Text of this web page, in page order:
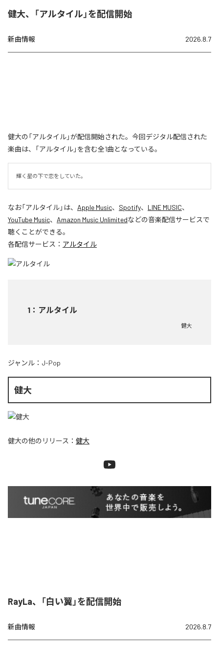
健大、「アルタイル」を配信開始
新曲情報 2026.8.7
健大の「アルタイル」が配信開始された。今回デジタル配信された
楽曲は、「アルタイル」を含む全1曲となっている。
輝く星の下で恋をしていた。
なお「アルタイル」は、 Apple Music、 Spotify、 LINE MUSIC、
YouTube Music、 Amazon Music Unlimitedなどの音楽配信サービスで
聴くことができる。
各配信サービス： アルタイル
1 ： アルタイル
健大
ジャンル： J-Pop
健大
健大の他のリリース： 健大
RayLa、「白い翼」を配信開始
新曲情報 2026.8.7